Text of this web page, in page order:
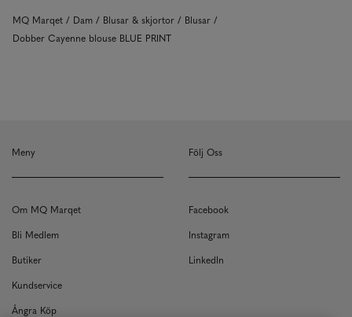
MQ Marqet Dam Blusar & skjortor
Blusar
Dobber Cayenne blouse BLUE PRINT
Meny
Om MQ Marqet
Bli Medlem
Butiker
Kundservice
Ångra Köp
Följ Oss
Facebook
Instagram
LinkedIn